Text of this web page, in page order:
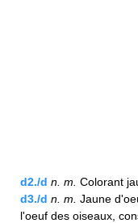
d2./d n. m. Colorant
d3./d n. m. Jaune
l'oeuf des oiseaux,